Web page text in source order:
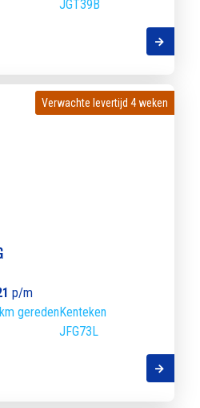
JGT39B
Verwachte levertijd 4 weken
Verwachte levertijd 4 weken
p/m
geredenKenteken
JFG73L